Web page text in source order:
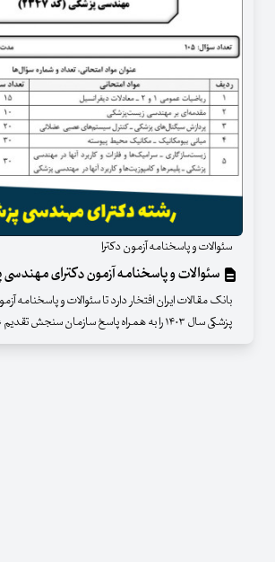
سئوالات و پاسخنامه آزمون دکترا
سئوالات و پاسخنامه آزمون دکترای مهندسی
بانک مقالات ایران افتخار دارد تا سئوالات و پاسخنامه
پزشکی سال ۱۴۰۳ را به همراه پاسخ سازمان سنجش تقدیم علاقمندان نماید .